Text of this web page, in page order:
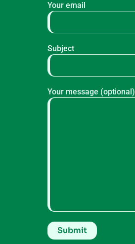
Your email
Subject
Your message (optional)